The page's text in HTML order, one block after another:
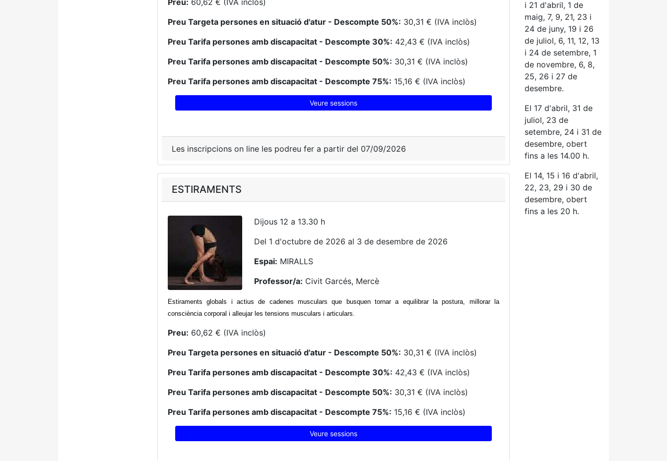
Preu: 60,62 € (IVA inclòs)
Preu Targeta persones en situació d'atur - Descompte 50%: 30,31 € (IVA inclòs)
Preu Tarifa persones amb discapacitat - Descompte 30%: 42,43 € (IVA inclòs)
Preu Tarifa persones amb discapacitat - Descompte 50%: 30,31 € (IVA inclòs)
Preu Tarifa persones amb discapacitat - Descompte 75%: 15,16 € (IVA inclòs)
Veure sessions
Les inscripcions on line les podreu fer a partir del 07/09/2026
ESTIRAMENTS
Dijous 12 a 13.30 h
Del 1 d'octubre de 2026 al 3 de desembre de 2026
Espai: MIRALLS
Professor/a: Civit Garcés, Mercè
Estiraments globals i actius de cadenes musculars que busquen tornar a equilibrar la postura, millorar la
consciència corporal i alleujar les tensions musculars i articulars.
Preu: 60,62 € (IVA inclòs)
Preu Targeta persones en situació d'atur - Descompte 50%: 30,31 € (IVA inclòs)
Preu Tarifa persones amb discapacitat - Descompte 30%: 42,43 € (IVA inclòs)
Preu Tarifa persones amb discapacitat - Descompte 50%: 30,31 € (IVA inclòs)
Preu Tarifa persones amb discapacitat - Descompte 75%: 15,16 € (IVA inclòs)
Veure sessions
i 21 d'abril, 1 de
maig, 7, 9, 21, 23 i
24 de juny, 19 i 26
de juliol, 6, 11, 12, 13
i 24 de setembre, 1
de novembre, 6, 8,
25, 26 i 27 de
desembre.
El 17 d'abril, 31 de
juliol, 23 de
setembre, 24 i 31 de
desembre, obert
fins a les 14.00 h.
El 14, 15 i 16 d'abril,
22, 23, 29 i 30 de
desembre, obert
fins a les 20 h.